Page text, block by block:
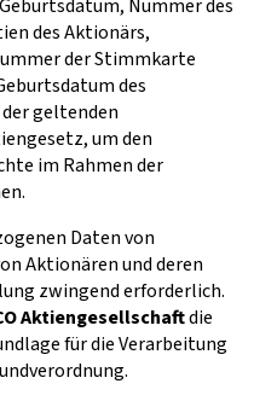
Nummer des
des Aktionärs,
der Stimmkarte
des
geltenden
um den
im Rahmen der
Daten von
Aktionären und deren
zwingend erforderlich.
Aktiengesellschaftdie
für die Verarbeitung